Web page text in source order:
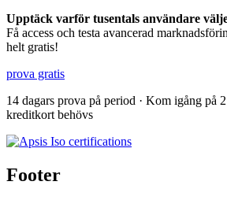
Upptäck varför tusentals användare
Få access och testa avancerad
helt gratis!
prova gratis
14 dagars prova på period · Kom igång på
kreditkort behövs
Footer